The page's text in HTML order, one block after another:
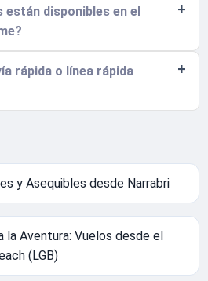
disponibles en el
rápida o línea rápida
y Asequibles desde Narrabri
la Aventura: Vuelos desde el
(LGB)